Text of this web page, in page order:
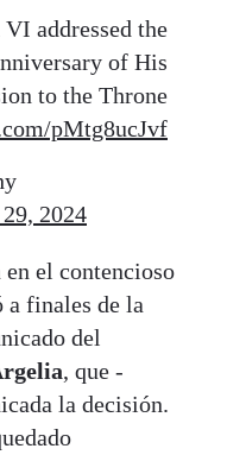
addressed the
of His
to the Throne
pMtg8ucJvf
2024
el contencioso
a finales de la
del
, que -
la decisión.